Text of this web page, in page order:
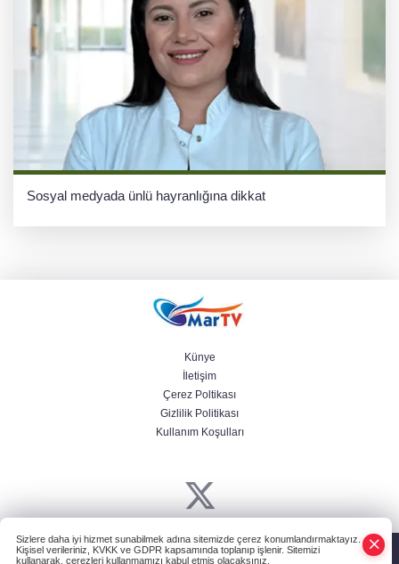
Sosyal medyada ünlü hayranlığına dikkat
Künye
İletişim
Çerez Poltikası
Gizlilik Politikası
Kullanım Koşulları
Powered byHABER YAZILIMIve TURKTICARET.NET projesidir Copyright©
2006-2026 Tüm hakları saklıdır.
Sizlere daha iyi hizmet sunabilmek adına sitemizde çerez konumlandırmaktayız.
Kişisel verileriniz, KVKK ve GDPR kapsamında toplanıp işlenir. Sitemizi
kullanarak, çerezleri kullanmamızı kabul etmiş olacaksınız.